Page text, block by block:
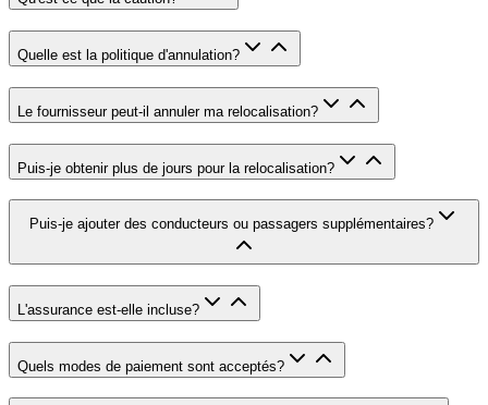
Quelle est la politique d'annulation?
Le fournisseur peut-il annuler ma relocalisation?
Puis-je obtenir plus de jours pour la relocalisation?
Puis-je ajouter des conducteurs ou passagers supplémentaires?
L'assurance est-elle incluse?
Quels modes de paiement sont acceptés?